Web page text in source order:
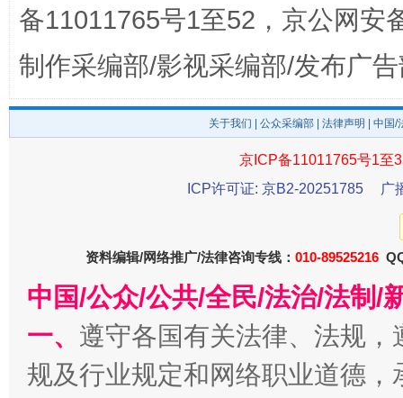
备11011765号1至52，京公网安
制作采编部/影视采编部/发布广
关于我们 公众采编部 法律声明 | 中国
京ICP备11011765号1至
ICP许可证: 京B2-20251785
广
资料编辑/网络推广/法律咨询专线： 010-89525216
中国/公众/公共/全民/法治/法制/
一、 遵守各国有关法律、法规
规及行业规定和网络职业道德